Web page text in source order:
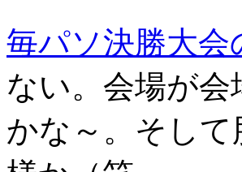
毎パソ決勝大会
ない。会場が
かな～。そし